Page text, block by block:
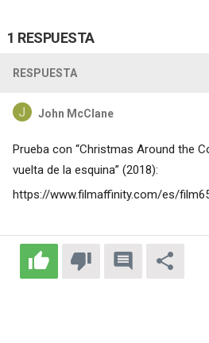
1 RESPUESTA
RESPUESTA
John McClane
Prueba con “Christmas Around the
vuelta de la esquina” (2018):
https://www.filmaffinity.com/es/